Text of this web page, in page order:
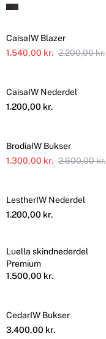
SALE
CaisaIW Blazer
1.540,00 kr. 2.200,00 kr.
CaisaIW Nederdel
1.200,00 kr.
BrodiaIW Bukser
1.300,00 kr. 2.600,00 kr.
LestherIW Nederdel
1.200,00 kr.
Luella skindnederdel
Premium
1.500,00 kr.
CedarIW Bukser
3.400,00 kr.